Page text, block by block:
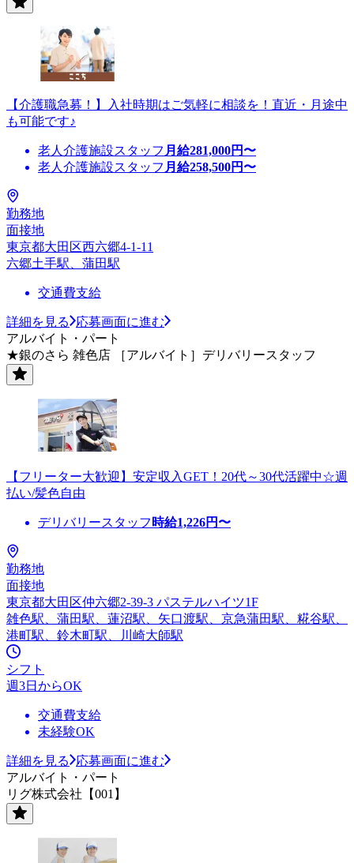
【介護職急募！】入社時期はご気軽に相談を！直近・月途中
も可能です♪
老人介護施設スタッフ 月給281,000円〜
老人介護施設スタッフ 月給258,500円〜
勤務地
面接地
東京都大田区西六郷4-1-11
六郷土手駅、蒲田駅
交通費支給
詳細を見る
応募画面に進む
アルバイト・パート
★銀のさら 雑色店 ［アルバイト］デリバリースタッフ
【フリーター大歓迎】安定収入GET！20代～30代活躍中☆週
払い/髪色自由
デリバリースタッフ 時給1,226円〜
勤務地
面接地
東京都大田区仲六郷2-39-3 パステルハイツ1F
雑色駅、蒲田駅、蓮沼駅、矢口渡駅、京急蒲田駅、糀谷駅、
港町駅、鈴木町駅、川崎大師駅
シフト
週3日からOK
交通費支給
未経験OK
詳細を見る
応募画面に進む
アルバイト・パート
リグ株式会社【001】